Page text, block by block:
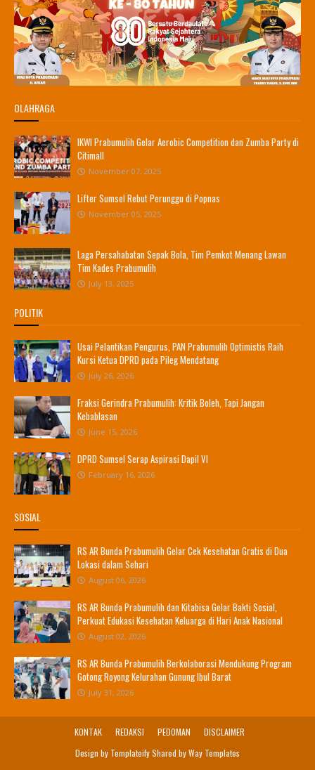
OLAHRAGA
IKWI Prabumulih Gelar Aerobic Competition dan Zumba Party di
Citimall
November 07, 2025
Lifter Sumsel Rebut Perunggu di Popnas
November 05, 2025
Laga Persahabatan Sepak Bola, Tim Pemkot Menang Lawan
Tim Kades Prabumulih
July 13, 2025
POLITIK
Usai Pelantikan Pengurus, PAN Prabumulih Optimistis Raih
Kursi Ketua DPRD pada Pileg Mendatang
July 26, 2026
Fraksi Gerindra Prabumulih: Kritik Boleh, Tapi Jangan
Kebablasan
June 15, 2026
DPRD Sumsel Serap Aspirasi Dapil VI
February 16, 2026
SOSIAL
RS AR Bunda Prabumulih Gelar Cek Kesehatan Gratis di Dua
Lokasi dalam Sehari
August 06, 2026
RS AR Bunda Prabumulih dan Kitabisa Gelar Bakti Sosial,
Perkuat Edukasi Kesehatan Keluarga di Hari Anak Nasional
August 02, 2026
RS AR Bunda Prabumulih Berkolaborasi Mendukung Program
Gotong Royong Kelurahan Gunung Ibul Barat
July 31, 2026
KONTAK REDAKSI PEDOMAN
DISCLAIMER
Design by TemplateifyShared byWay Templates